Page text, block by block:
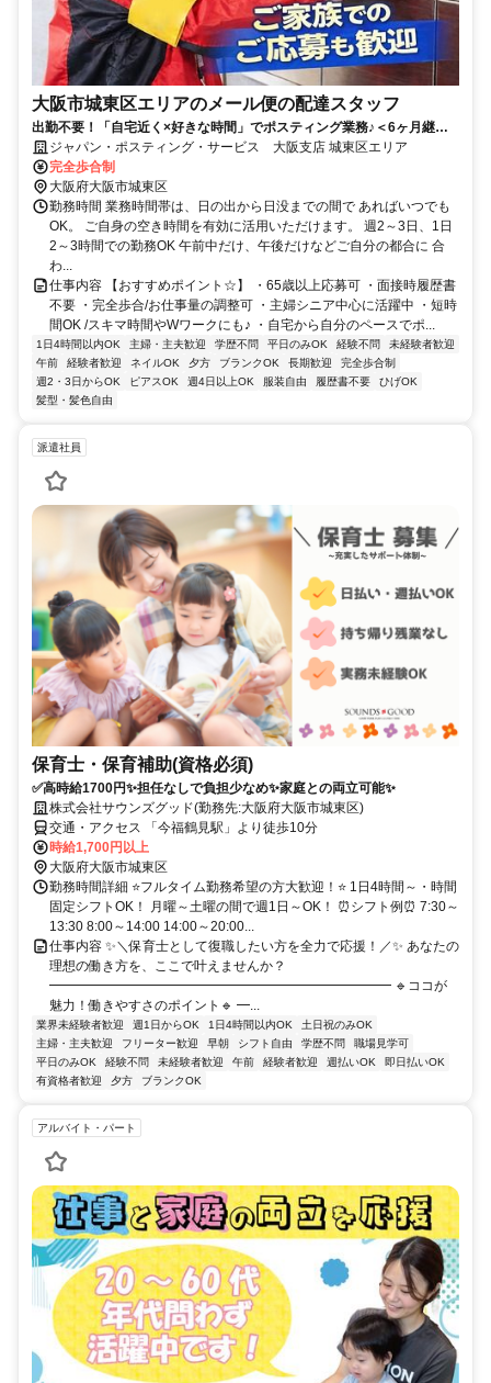
大阪市城東区エリアのメール便の配達スタッフ
出勤不要！「自宅近く×好きな時間」でポスティング業務♪＜6ヶ月継続
勤務で合計2万円のプチボーナス＞
ジャパン・ポスティング・サービス 大阪支店 城東区エリア
完全歩合制
大阪府大阪市城東区
勤務時間 業務時間帯は、日の出から日没までの間で あればいつでも
OK。 ご自身の空き時間を有効に活用いただけます。 週2～3日、1日
2～3時間での勤務OK 午前中だけ、午後だけなどご自分の都合に 合
わ...
仕事内容 【おすすめポイント☆】 ・65歳以上応募可 ・面接時履歴書
不要 ・完全歩合/お仕事量の調整可 ・主婦シニア中心に活躍中 ・短時
間OK /スキマ時間やWワークにも♪ ・自宅から自分のペースでポ...
1日4時間以内OK 主婦・主夫歓迎 学歴不問 平日のみOK 経験不問
未経験者歓迎
午前
経験者歓迎 ネイルOK 夕方 ブランクOK 長期歓迎
完全歩合制
週2・3日からOK
ピアスOK 週4日以上OK 服装自由 履歴書不要
ひげOK
髪型・髪色自由
派遣社員
保育士・保育補助(資格必須)
✅高時給1700円✨担任なしで負担少なめ✨家庭との両立可能✨
株式会社サウンズグッド(勤務先:大阪府大阪市城東区)
交通・アクセス 「今福鶴見駅」より徒歩10分
時給1,700円以上
大阪府大阪市城東区
勤務時間詳細 ⭐フルタイム勤務希望の方大歓迎！⭐ 1日4時間～・時間
固定シフトOK！ 月曜～土曜の間で週1日～OK！ ⏰シフト例⏰ 7:30～
13:30 8:00～14:00 14:00～20:00...
仕事内容 ✨＼保育士として復職したい方を全力で応援！／✨ あなたの
理想の働き方を、ここで叶えませんか？
━━━━━━━━━━━━━━━━━━━━━━━━━━ 🔹ココが
魅力！働きやすさのポイント🔹 ━...
業界未経験者歓迎 週1日からOK 1日4時間以内OK
土日祝のみOK
主婦・主夫歓迎
フリーター歓迎 早朝 シフト自由 学歴不問
職場見学可
平日のみOK
経験不問 未経験者歓迎 午前 経験者歓迎 週払いOK
即日払いOK
有資格者歓迎
夕方 ブランクOK
アルバイト・パート